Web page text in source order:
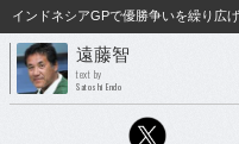
インドネシアGPで優勝争いを繰り広
遠藤智
text by
Satoshi Endo